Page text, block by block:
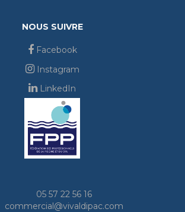
NOUS SUIVRE
Facebook
Instagram
LinkedIn
05 57 22 56 16
commercial@vivaldipac.com